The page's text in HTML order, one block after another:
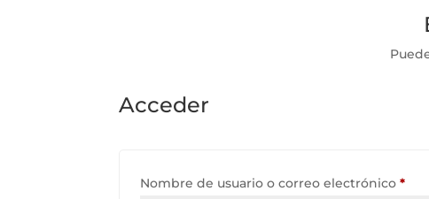
Acceder
Nombre de usuario o correo electrónico*